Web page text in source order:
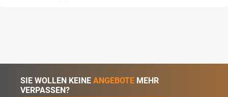
SIE WOLLEN KEINE ANGEBOTE MEHR
VERPASSEN?